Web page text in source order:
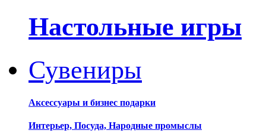
Настольные игры
Сувениры
Аксессуары и бизнес подарки
Интерьер, Посуда, Народные промыслы